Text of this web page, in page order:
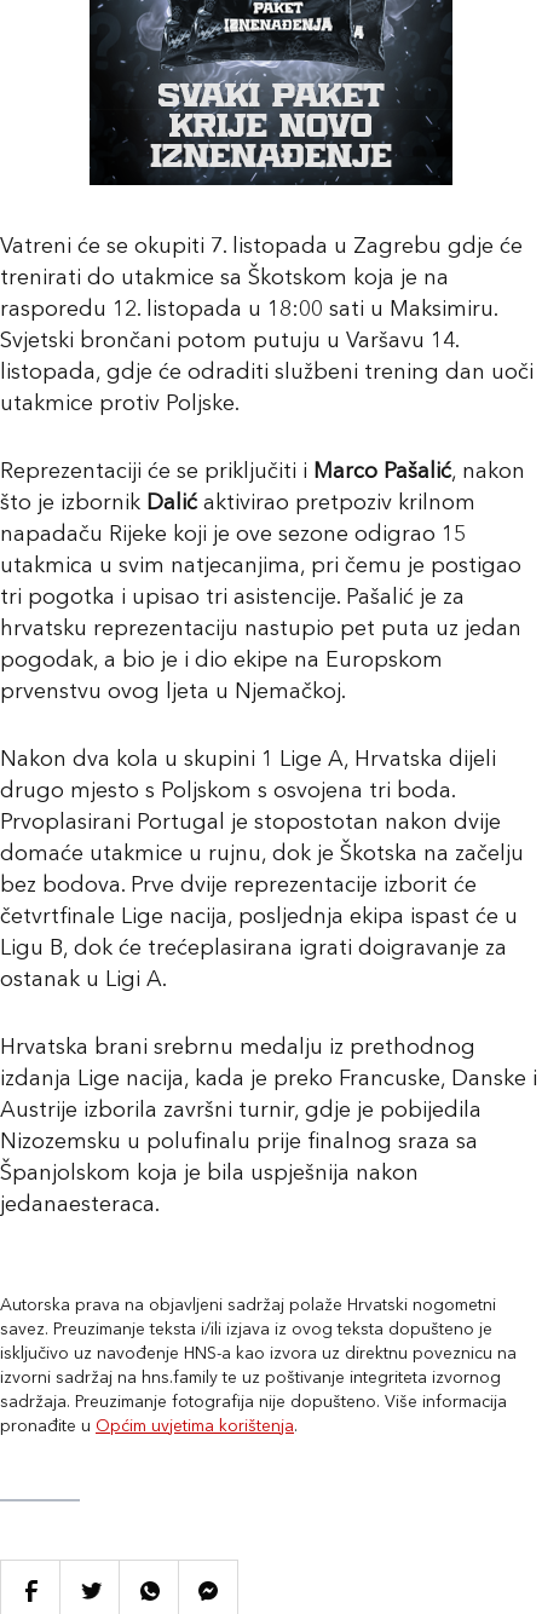
Vatreni će se okupiti 7. listopada u Zagrebu gdje će
trenirati do utakmice sa Škotskom koja je na
rasporedu 12. listopada u 18:00 sati u Maksimiru.
Svjetski brončani potom putuju u Varšavu 14.
listopada, gdje će odraditi službeni trening dan uoči
utakmice protiv Poljske.
Reprezentaciji će se priključiti i Marco Pašalić, nakon
što je izbornik Dalićaktivirao pretpoziv krilnom
napadaču Rijeke koji je ove sezone odigrao 15
utakmica u svim natjecanjima, pri čemu je postigao
tri pogotka i upisao tri asistencije. Pašalić je za
hrvatsku reprezentaciju nastupio pet puta uz jedan
pogodak, a bio je i dio ekipe na Europskom
prvenstvu ovog ljeta u Njemačkoj.
Nakon dva kola u skupini 1 Lige A, Hrvatska dijeli
drugo mjesto s Poljskom s osvojena tri boda.
Prvoplasirani Portugal je stopostotan nakon dvije
domaće utakmice u rujnu, dok je Škotska na začelju
bez bodova. Prve dvije reprezentacije izborit će
četvrtfinale Lige nacija, posljednja ekipa ispast će u
Ligu B, dok će trećeplasirana igrati doigravanje za
ostanak u Ligi A.
Hrvatska brani srebrnu medalju iz prethodnog
izdanja Lige nacija, kada je preko Francuske, Danske i
Austrije izborila završni turnir, gdje je pobijedila
Nizozemsku u polufinalu prije finalnog sraza sa
Španjolskom koja je bila uspješnija nakon
jedanaesteraca.
Autorska prava na objavljeni sadržaj polaže Hrvatski nogometni
savez. Preuzimanje teksta i/ili izjava iz ovog teksta dopušteno je
isključivo uz navođenje HNS-a kao izvora uz direktnu poveznicu na
izvorni sadržaj na hns.family te uz poštivanje integriteta izvornog
sadržaja. Preuzimanje fotografija nije dopušteno. Više informacija
pronađite u Općim uvjetima korištenja.